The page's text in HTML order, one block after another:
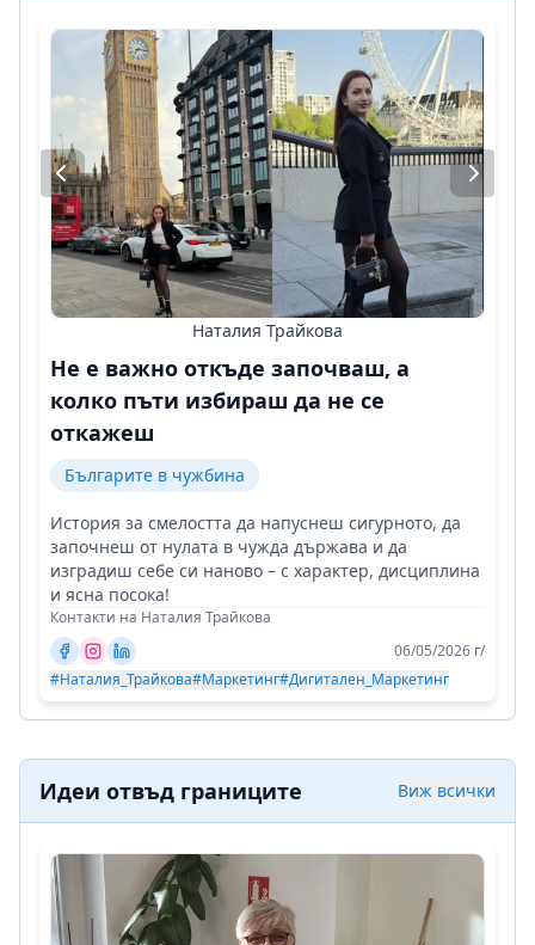
Наталия Трайкова
Не е важно откъде започваш, а
колко пъти избираш да не се
откажеш
Българите в чужбина
История за смелостта да напуснеш сигурното, да
започнеш от нулата в чужда държава и да
изградиш себе си наново – с характер, дисциплина
и ясна посока!
Контакти на Наталия Трайкова
06/05/2026 г/
#Наталия_Трайкова#Маркетинг#Дигитален_Маркетинг
Идеи отвъд границите Виж всички